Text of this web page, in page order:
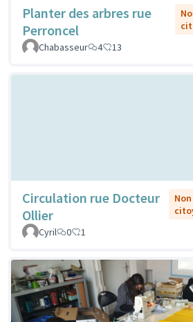
Planter des arbres rue
Perroncel
Chabasseur
4 13
Circulation rue Docteur
Ollier
Cyril
0 1